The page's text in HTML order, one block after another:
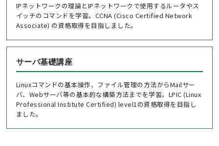
IPネットワークの理論とIPネットワークで使用するルータやス
イッチのコマンドを学習。CCNA (Cisco Certified Network
Associate) の資格取得を目指しました。
サーバ基礎講座
Linuxコマンドの基本操作、ファイル管理の方法からMailサー
バ、Webサーバ等の基本的な構築方法までを学習。LPIC (Linux
Professional Institute Certified) level1の資格取得を目指し
ました。